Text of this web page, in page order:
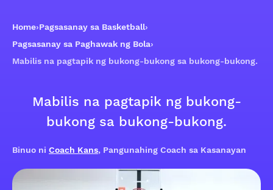
Home›Pagsasanay sa Basketball›
Pagsasanay sa Paghawak ng Bola›
Mabilis na pagtapik ng bukong-bukong sa bukong-bukong.
Mabilis na pagtapik ng bukong-
bukong sa bukong-bukong.
Binuo ni Coach Kans, Pangunahing Coach sa Kasanayan